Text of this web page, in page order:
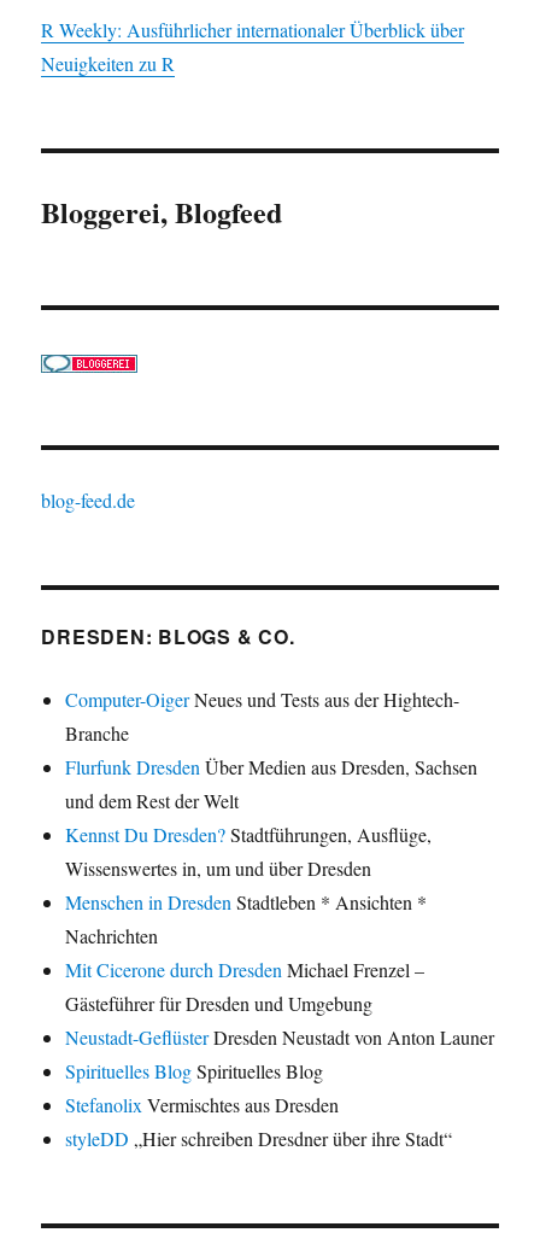
R Weekly: Ausführlicher internationaler Überblick über
Neuigkeiten zu R
Bloggerei, Blogfeed
blog-feed.de
DRESDEN: BLOGS & CO.
Computer-OigerNeues und Tests aus der Hightech-
Branche
Flurfunk Dresden Über Medien aus Dresden, Sachsen
und dem Rest der Welt
Kennst Du Dresden?Stadtführungen, Ausflüge,
Wissenswertes in, um und über Dresden
Menschen in Dresden Stadtleben * Ansichten *
Nachrichten
Mit Cicerone durch Dresden Michael Frenzel –
Gästeführer für Dresden und Umgebung
Neustadt-GeflüsterDresden Neustadt von Anton Launer
Spirituelles BlogSpirituelles Blog
Stefanolix Vermischtes aus Dresden
styleDD „Hier schreiben Dresdner über ihre Stadt“